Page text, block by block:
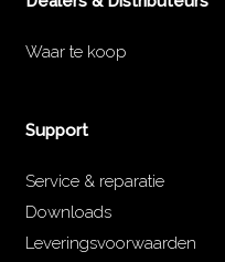
Waar te koop
Support
Service & reparatie
Downloads
Leveringsvoorwaarden